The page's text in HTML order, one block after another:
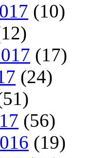
(10)
(17)
(24)
(56)
(19)